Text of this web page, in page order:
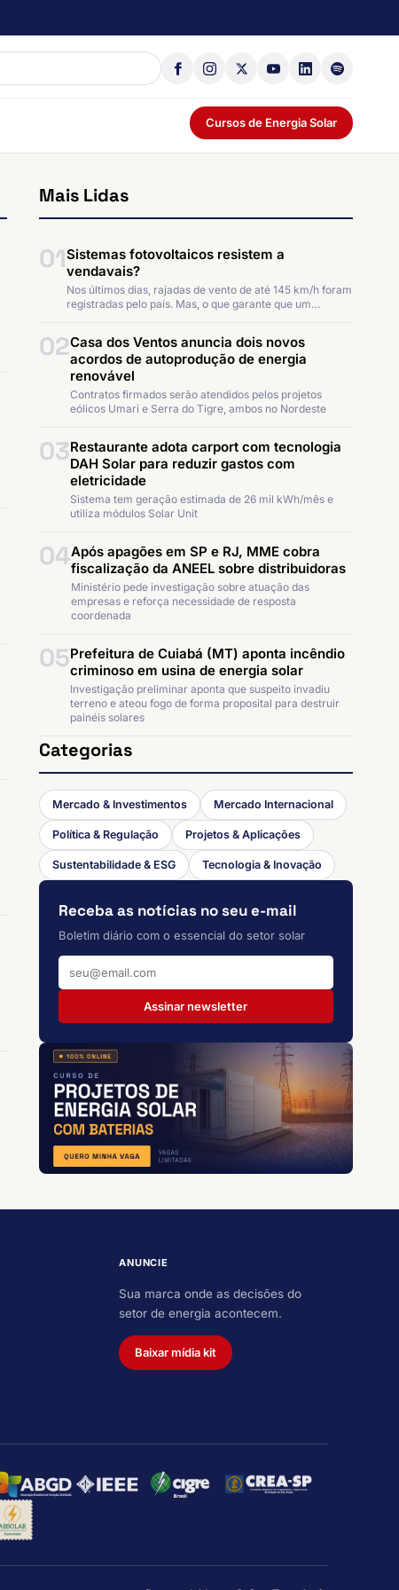
Cursos de Energia Solar
Mais Lidas
01Sistemas fotovoltaicos resistem a
vendavais?
Nos últimos dias, rajadas de vento de até 145 km/h foram
registradas pelo país. Mas, o que garante que um…
02Casa dos Ventos anuncia dois novos
acordos de autoprodução de energia
renovável
Contratos firmados serão atendidos pelos projetos
eólicos Umari e Serra do Tigre, ambos no Nordeste
03Restaurante adota carport com tecnologia
DAH Solar para reduzir gastos com
eletricidade
Sistema tem geração estimada de 26 mil kWh/mês e
utiliza módulos Solar Unit
04Após apagões em SP e RJ, MME cobra
fiscalização da ANEEL sobre distribuidoras
Ministério pede investigação sobre atuação das
empresas e reforça necessidade de resposta
coordenada
05Prefeitura de Cuiabá (MT) aponta incêndio
criminoso em usina de energia solar
Investigação preliminar aponta que suspeito invadiu
terreno e ateou fogo de forma proposital para destruir
painéis solares
Categorias
Mercado & Investimentos Mercado Internacional
Política & Regulação Projetos & Aplicações
Sustentabilidade & ESG Tecnologia & Inovação
Receba as notícias no seu e-mail
Boletim diário com o essencial do setor solar
Assinar newsletter
ANUNCIE
Sua marca onde as decisões do
setor de energia acontecem.
Baixar mídia kit